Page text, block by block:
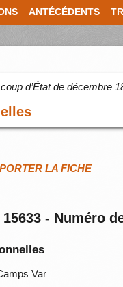
ANTÉCÉDENTS
d’État de décembre
LA FICHE
- Numéro
Var